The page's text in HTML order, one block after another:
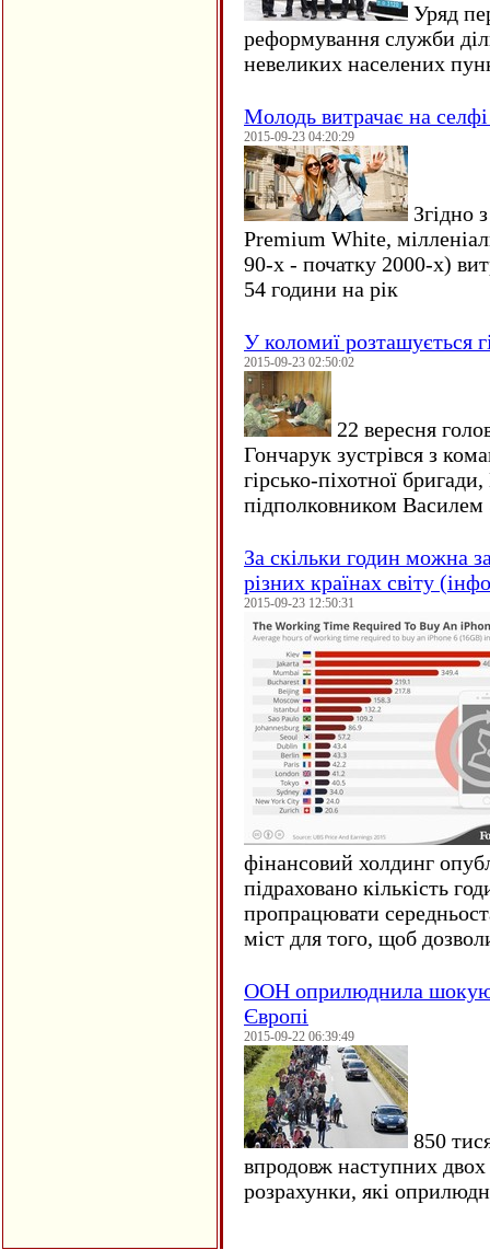
Уряд
реформування служби
невеликих населених
Молодь витрачає на
2015-09-23 04:20:29
Згідно
Premium White,
90-х - початку 2000-х)
54 години на рік
У коломиї розташується
2015-09-23 02:50:02
22 вересня
Гончарук зустрівся з
гірсько-піхотної
підполковником
За скільки годин можна
різних країнах світу
2015-09-23 12:50:31
фінансовий холдинг
підраховано кількість
пропрацювати
міст для того, щоб
ООН оприлюднила
Європі
2015-09-22 06:39:49
850
впродовж наступних
розрахунки, які